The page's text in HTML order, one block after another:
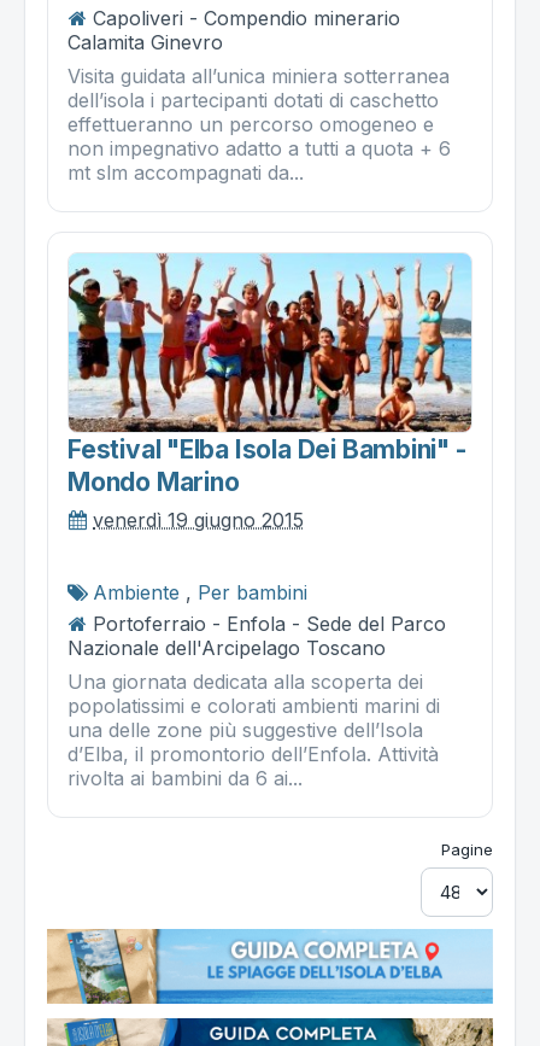
Capoliveri - Compendio minerario
Calamita Ginevro
Visita guidata all’unica miniera sotterranea
dell’isola i partecipanti dotati di caschetto
effettueranno un percorso omogeneo e
non impegnativo adatto a tutti a quota + 6
mt slm accompagnati da...
Festival "elba Isola Dei Bambini" -
Mondo Marino
venerdì 19 giugno 2015
Ambiente , Per bambini
Portoferraio - Enfola - Sede del Parco
Nazionale dell'Arcipelago Toscano
Una giornata dedicata alla scoperta dei
popolatissimi e colorati ambienti marini di
una delle zone più suggestive dell’Isola
d’Elba, il promontorio dell’Enfola. Attività
rivolta ai bambini da 6 ai...
Pagine